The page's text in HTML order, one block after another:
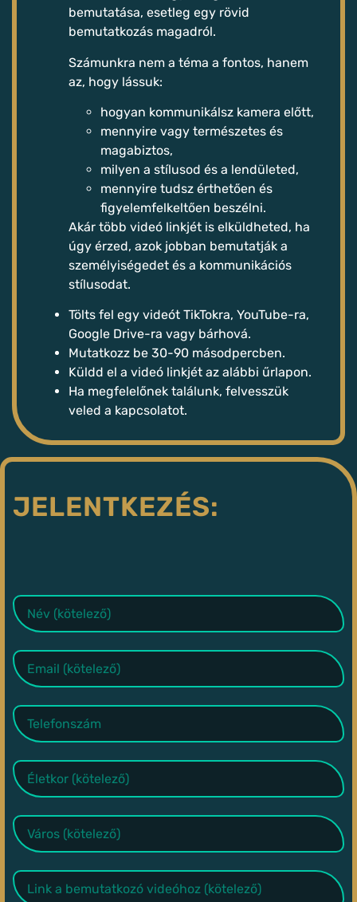
bemutatása, esetleg egy rövid
bemutatkozás magadról.
Számunkra nem a téma a fontos, hanem
az, hogy lássuk:
hogyan kommunikálsz kamera előtt,
mennyire vagy természetes és
magabiztos,
milyen a stílusod és a lendületed,
mennyire tudsz érthetően és
figyelemfelkeltően beszélni.
Akár több videó linkjét is elküldheted, ha
úgy érzed, azok jobban bemutatják a
személyiségedet és a kommunikációs
stílusodat.
Tölts fel egy videót TikTokra, YouTube-ra,
Google Drive-ra vagy bárhová.
Mutatkozz be 30-90 másodpercben.
Küldd el a videó linkjét az alábbi űrlapon.
Ha megfelelőnek találunk, felvesszük
veled a kapcsolatot.
JELENTKEZÉS: